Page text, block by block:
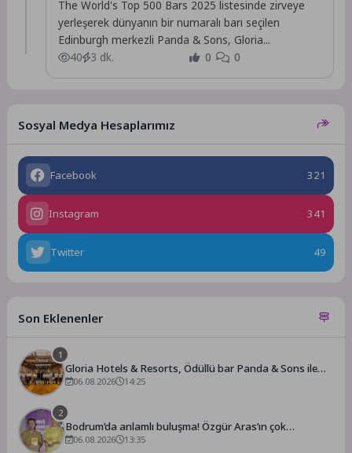
The World's Top 500 Bars 2025 listesinde zirveye
yerleşerek dünyanın bir numaralı barı seçilen
Edinburgh merkezli Panda & Sons, Gloria...
40
3 dk. 0 0
Sosyal Medya Hesaplarımız
Facebook 321
Instagram 341
Twitter 49
Son Eklenenler
1
Gloria Hotels & Resorts, Ödüllü bar Panda & Sons ile
unutulmaz bir Miksoloji Gecesine İmza Attı
06.08.2026 14:25
2
Bodrum’da anlamlı buluşma! Özgür Aras’ın çok
konuşulan kitabı yeni baskısını Titanic Luxury Collection
06.08.2026 13:35